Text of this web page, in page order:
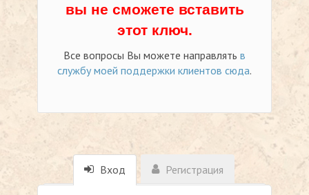
вы не сможете вставить
этот ключ.
Все вопросы Вы можете направлять в
службу моей поддержки клиентов сюда.
Вход Регистрация